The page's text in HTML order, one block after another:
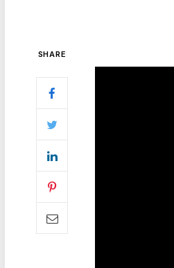
SHARE